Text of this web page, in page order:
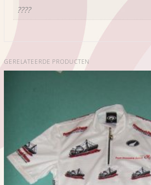
????
GERELATEERDE PRODUCTEN